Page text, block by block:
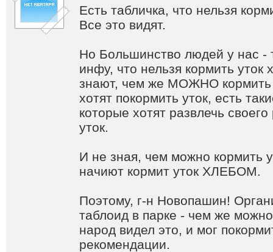
Есть табличка, что нельзя
Все это видят.
Но Большинство людей у нас -
инфу, что нельзя кормить
знают, чем же МОЖНО кормить
хотят покормить уток, есть
которые хотят развлечь
уток.
И не зная, чем можно кормить
начиют кормит уток ХЛЕБОМ.
Поэтому, г-н Новопашин!
таблоид в парке - чем же
народ видел это, и мог
рекомендации.